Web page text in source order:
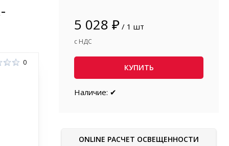
0
5 028 ₽ / 1 шт
с НДС
КУПИТЬ
Наличие: ✔
ONLINE РАСЧЕТ ОСВЕЩЕННОСТИ